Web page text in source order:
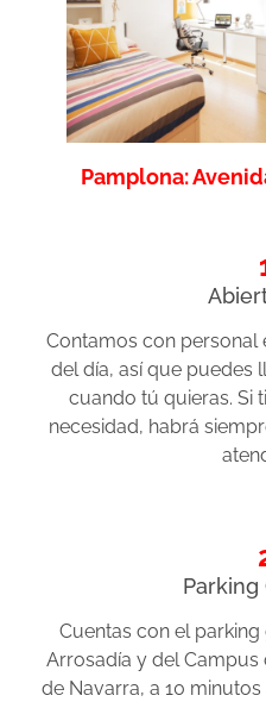
Pamplona:
Contamos con personal
del día, así que puedes
cuando tú quieras. Si
necesidad, habrá
Parking
Cuentas con el
Arrosadía y del Campus
de Navarra, a 10